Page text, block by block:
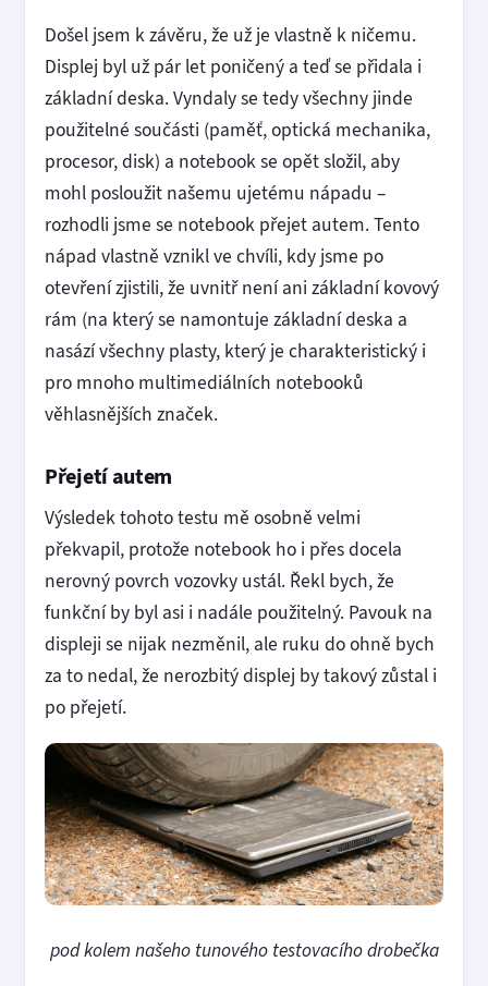
Došel jsem k závěru, že už je vlastně k ničemu.
Displej byl už pár let poničený a teď se přidala i
základní deska. Vyndaly se tedy všechny jinde
použitelné součásti (paměť, optická mechanika,
procesor, disk) a notebook se opět složil, aby
mohl posloužit našemu ujetému nápadu –
rozhodli jsme se notebook přejet autem. Tento
nápad vlastně vznikl ve chvíli, kdy jsme po
otevření zjistili, že uvnitř není ani základní kovový
rám (na který se namontuje základní deska a
nasází všechny plasty, který je charakteristický i
pro mnoho multimediálních notebooků
věhlasnějších značek.
Přejetí autem
Výsledek tohoto testu mě osobně velmi
překvapil, protože notebook ho i přes docela
nerovný povrch vozovky ustál. Řekl bych, že
funkční by byl asi i nadále použitelný. Pavouk na
displeji se nijak nezměnil, ale ruku do ohně bych
za to nedal, že nerozbitý displej by takový zůstal i
po přejetí.
pod kolem našeho tunového testovacího drobečka